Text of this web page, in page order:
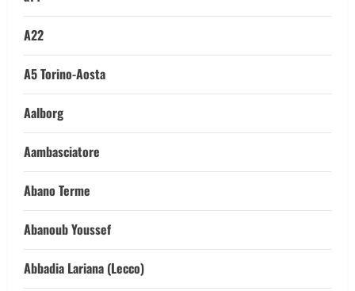
A22
A5 Torino-Aosta
Aalborg
Aambasciatore
Abano Terme
Abanoub Youssef
Abbadia Lariana (Lecco)